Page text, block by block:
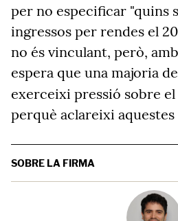
per no especificar "quins
ingressos per rendes el
no és vinculant, però,
espera que una majoria
exerceixi pressió sobre
perquè aclareixi
SOBRE LA FIRMA